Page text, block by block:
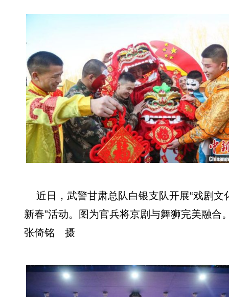
近日，武警甘肃总队白银支队开展“戏剧文
新春”活动。图为官兵将京剧与舞狮完美融
张倚铭 摄